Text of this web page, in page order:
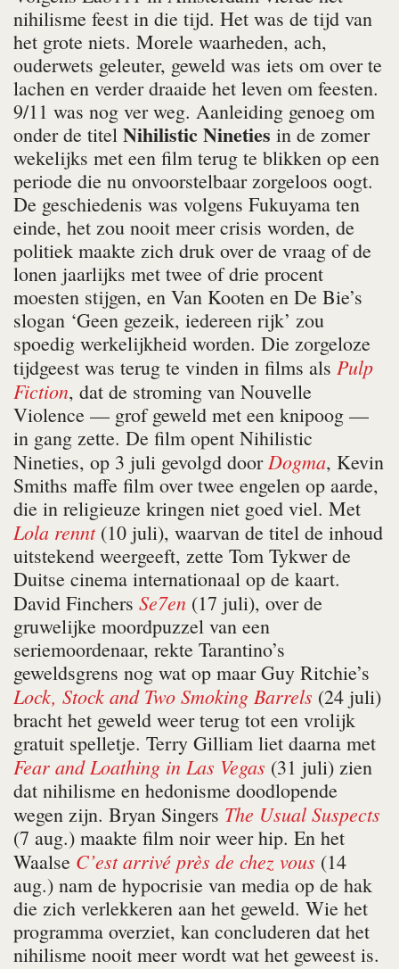
nihilisme feest in die tijd. Het was de tijd van
het grote niets. Morele waarheden, ach,
ouderwets geleuter, geweld was iets om over te
lachen en verder draaide het leven om feesten.
9/11 was nog ver weg. Aanleiding genoeg om
onder de titel Nihilistic Nineties in de zomer
wekelijks met een film terug te blikken op een
periode die nu onvoorstelbaar zorgeloos oogt.
De geschiedenis was volgens Fukuyama ten
einde, het zou nooit meer crisis worden, de
politiek maakte zich druk over de vraag of de
lonen jaarlijks met twee of drie procent
moesten stijgen, en Van Kooten en De Bie’s
slogan ‘Geen gezeik, iedereen rijk’ zou
spoedig werkelijkheid worden. Die zorgeloze
tijdgeest was terug te vinden in films als Pulp
Fiction, dat de stroming van Nouvelle
Violence — grof geweld met een knipoog —
in gang zette. De film opent Nihilistic
Nineties, op 3 juli gevolgd doorDogma, Kevin
Smiths maffe film over twee engelen op aarde,
die in religieuze kringen niet goed viel. Met
Lola rennt(10 juli), waarvan de titel de inhoud
uitstekend weergeeft, zette Tom Tykwer de
Duitse cinema internationaal op de kaart.
David Finchers Se7en (17 juli), over de
gruwelijke moordpuzzel van een
seriemoordenaar, rekte Tarantino’s
geweldsgrens nog wat op maar Guy Ritchie’s
Lock, Stock and Two Smoking Barrels (24 juli)
bracht het geweld weer terug tot een vrolijk
gratuit spelletje. Terry Gilliam liet daarna met
Fear and Loathing in Las Vegas (31 juli) zien
dat nihilisme en hedonisme doodlopende
wegen zijn. Bryan Singers The Usual Suspects
(7 aug.) maakte film noir weer hip. En het
Waalse C’est arrivé près de chez vous (14
aug.) nam de hypocrisie van media op de hak
die zich verlekkeren aan het geweld. Wie het
programma overziet, kan concluderen dat het
nihilisme nooit meer wordt wat het geweest is.